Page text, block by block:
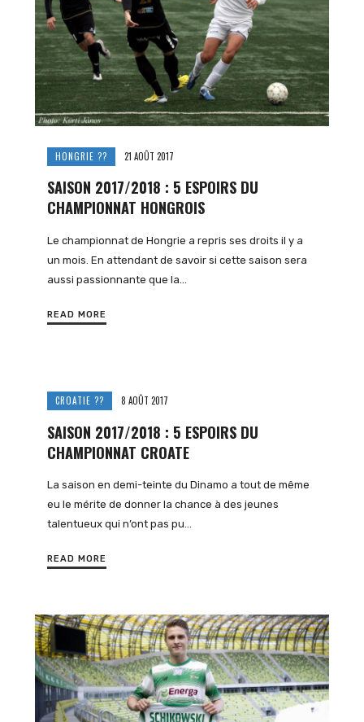
HONGRIE ?? 21 AOÛT 2017
SAISON 2017/2018 : 5 ESPOIRS DU
CHAMPIONNAT HONGROIS
Le championnat de Hongrie a repris ses droits il y a
un mois. En attendant de savoir si cette saison sera
aussi passionnante que la…
READ MORE
CROATIE ?? 8 AOÛT 2017
SAISON 2017/2018 : 5 ESPOIRS DU
CHAMPIONNAT CROATE
La saison en demi-teinte du Dinamo a tout de même
eu le mérite de donner la chance à des jeunes
talentueux qui n’ont pas pu…
READ MORE